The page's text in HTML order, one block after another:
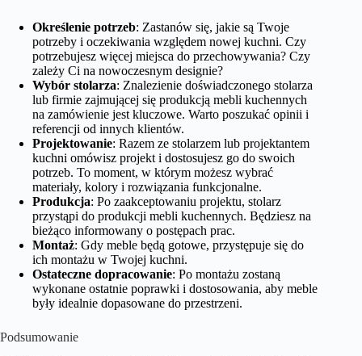
Określenie potrzeb: Zastanów się, jakie są Twoje
potrzeby i oczekiwania względem nowej kuchni. Czy
potrzebujesz więcej miejsca do przechowywania? Czy
zależy Ci na nowoczesnym designie?
Wybór stolarza: Znalezienie doświadczonego stolarza
lub firmie zajmującej się produkcją mebli kuchennych
na zamówienie jest kluczowe. Warto poszukać opinii i
referencji od innych klientów.
Projektowanie: Razem ze stolarzem lub projektantem
kuchni omówisz projekt i dostosujesz go do swoich
potrzeb. To moment, w którym możesz wybrać
materiały, kolory i rozwiązania funkcjonalne.
Produkcja: Po zaakceptowaniu projektu, stolarz
przystąpi do produkcji mebli kuchennych. Będziesz na
bieżąco informowany o postępach prac.
Montaż: Gdy meble będą gotowe, przystępuje się do
ich montażu w Twojej kuchni.
Ostateczne dopracowanie: Po montażu zostaną
wykonane ostatnie poprawki i dostosowania, aby meble
były idealnie dopasowane do przestrzeni.
Podsumowanie